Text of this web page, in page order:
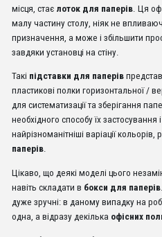
місця, стає лоток для паперів. Ця
малу частину столу, ніяк не
призначення, а може і збільшити
завдяки установці на стіну.
Такі підставки для паперів
пластикові полки горизонтальної /
для систематизації та зберігання
необхідного способу їх
найрізноманітніші варіації кольорів,
паперів.
Цікаво, що деякі моделі цього
навіть складати в бокси для паперів
дуже зручні: в даному випадку на
одна, а відразу декілька офісних